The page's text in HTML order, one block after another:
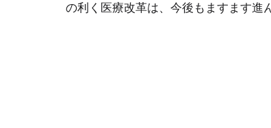
の利く医療改革は、今後もますます進